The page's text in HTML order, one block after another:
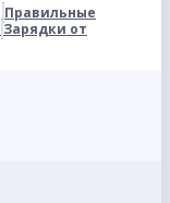
Правильные
Зарядки от